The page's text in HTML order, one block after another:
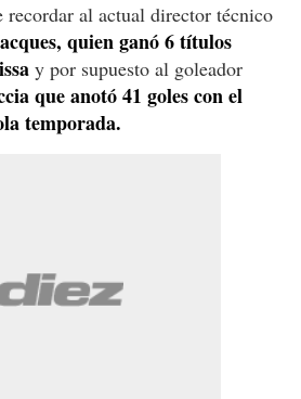
recordar al actual director técnico
quien ganó 6 títulos
y por supuesto al goleador
que anotó 41 goles con el
temporada.